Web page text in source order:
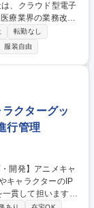
療業界の業務改
ション営業(シニ
ナー企業との販売
チーム連携 ■営業
を牽引する社会的
顧客の声で製品を
転勤なし
服装自由
クターグッ
行管理
貫して担います。
との折衝、品質管